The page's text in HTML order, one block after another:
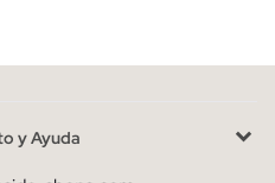
privacidad
y Ayuda